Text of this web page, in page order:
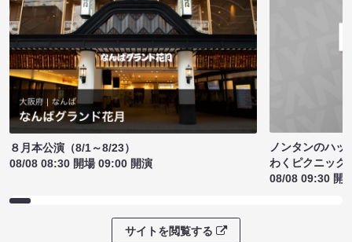
８月本公演（8/1～8/23）
08/08 08:30 開場 09:00 開演
ノンタンのハッ
わくピクニック
08/08 09:30 開
サイトを閲覧する